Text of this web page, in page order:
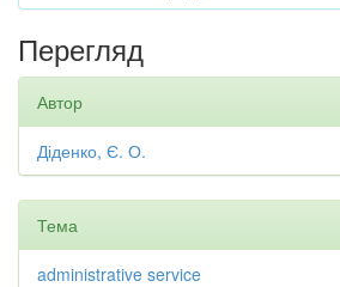
Перегляд
Автор
Діденко, Є. О.
Тема
administrative service